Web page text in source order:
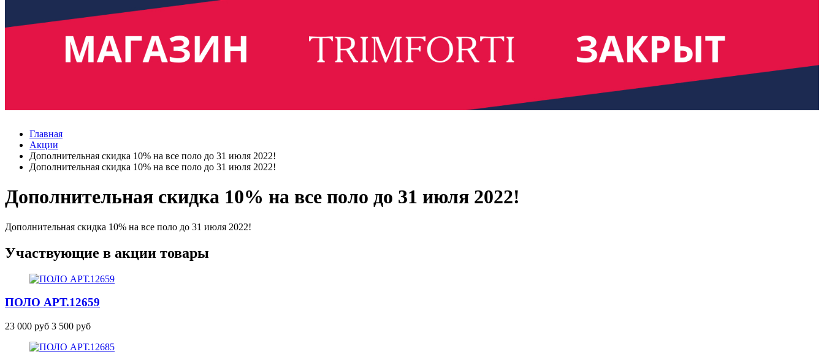
Главная
Акции
Дополнительная скидка 10% на все поло до 31 июля 2022!
Дополнительная скидка 10% на все поло до 31 июля 2022!
Дополнительная скидка 10% на все поло до 31 июля 2022!
Дополнительная скидка 10% на все поло до 31 июля 2022!
Участвующие в акции товары
ПОЛО АРТ.12659
23 000 руб 3 500 руб